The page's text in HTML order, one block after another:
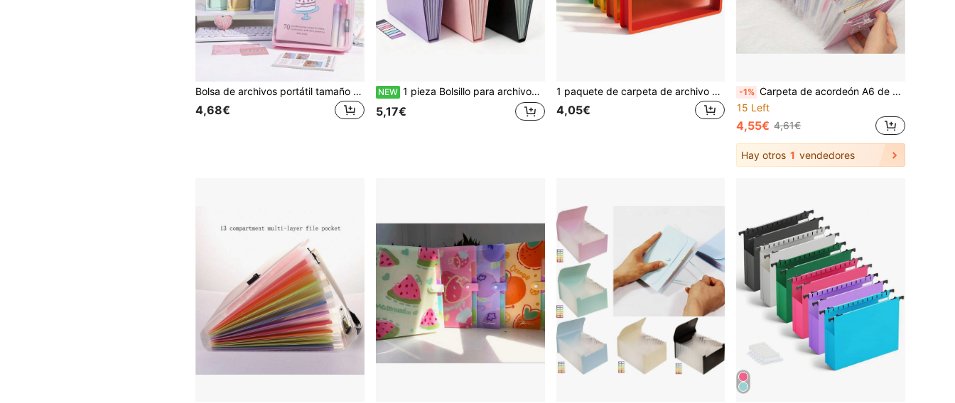
Bolsa de archivos portátil tamaño A4 de 4 colores, bolsa de almacenamiento clasificada con cremallera transparente, con tablero incorporado y asa manual, bolsa de archivos de alta calidad, bolsa de almacenamiento de libros y papeles para estudiantes, adecuada para útiles escolares y de oficina, es un artículo imprescindible para los estudiantes que regresan.
4,68€
NEW 1 pieza Bolsillo para archivos de 5 capas aleatorio
5,17€
1 paquete de carpeta de archivo de plástico expandible, bolsa de archivo estilo acordeón transparente con broche, organizador de documentos de gran capacidad adecuado para tamaño A4/B4, sin diseño de divisor, 7 colores brillantes, almacenamiento de archivos portátil para escuela, oficina, hogar, hospital, carpeta de archivo multifuncional duradera
4,05€
-1% Carpeta de acordeón A6 de 13 capas, organizador de documentos portátil y expandible de unicolor con pestañas de índice, carpeta de archivo expandible multifunción para almacenamiento fácil de documentos, carpeta de clasificación de varias capas con etiquetas, bolsa para facturas, vuelta a la escuela
15 Left
4,55€ 4,61€
Hay otros 1 vendedores